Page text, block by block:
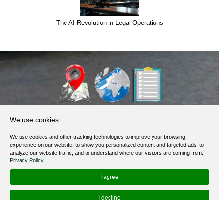
The AI Revolution in Legal Operations
Terms of Service
Privacy Policy
Help / FAQ
Contacts
We use cookies
We use cookies and other tracking technologies to improve your browsing
experience on our website, to show you personalized content and targeted ads, to
analyze our website traffic, and to understand where our visitors are coming from.
Privacy Policy.
I agree
I decline